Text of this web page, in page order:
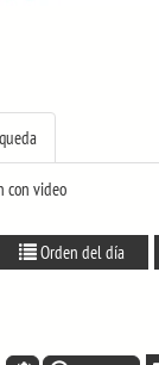
con video
Orden del día